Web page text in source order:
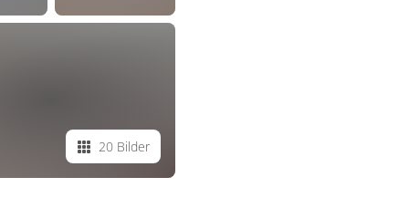
20 Bilder